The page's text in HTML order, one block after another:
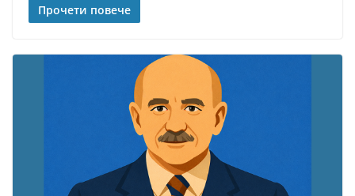
Прочети повече